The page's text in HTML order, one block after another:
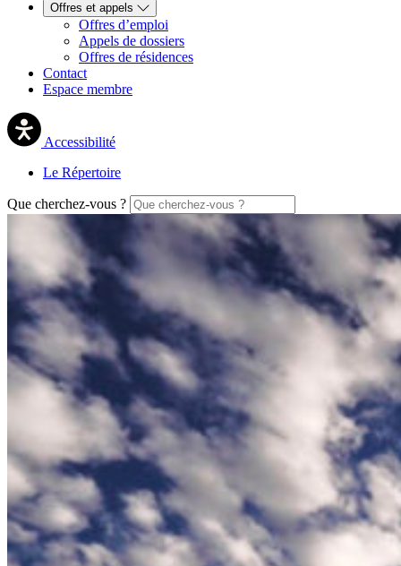
Offres et appels
Offres d’emploi
Appels de dossiers
Offres de résidences
Contact
Espace membre
Accessibilité
Le Répertoire
Que cherchez-vous ?